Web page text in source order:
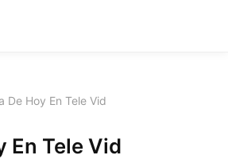
De Hoy En Tele Vid
En Tele Vid